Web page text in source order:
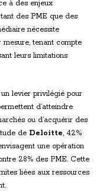
à des enjeux
des PME que des
nécessite
mesure, tenant compte
leurs limitations
levier privilégié pour
d’atteindre
ou d’acquérir des
de Deloitte, 42%
une opération
28% des PME. Cette
liées aux ressources